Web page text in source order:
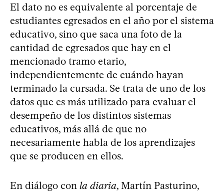
El dato no es equivalente al porcentaje de
estudiantes egresados en el año por el sistema
educativo, sino que saca una foto de la
cantidad de egresados que hay en el
mencionado tramo etario,
independientemente de cuándo hayan
terminado la cursada. Se trata de uno de los
datos que es más utilizado para evaluar el
desempeño de los distintos sistemas
educativos, más allá de que no
necesariamente habla de los aprendizajes
que se producen en ellos.
En diálogo con la diaria, Martín Pasturino,